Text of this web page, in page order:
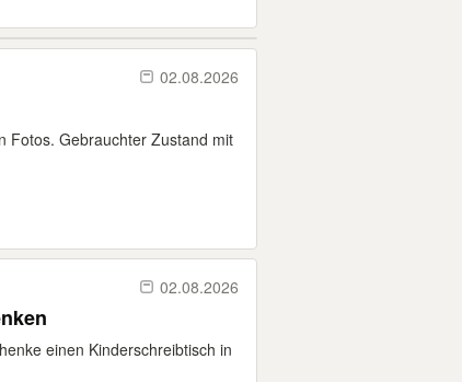
02.08.2026
Fotos. Gebrauchter Zustand mit
02.08.2026
einen Kinderschreibtisch in